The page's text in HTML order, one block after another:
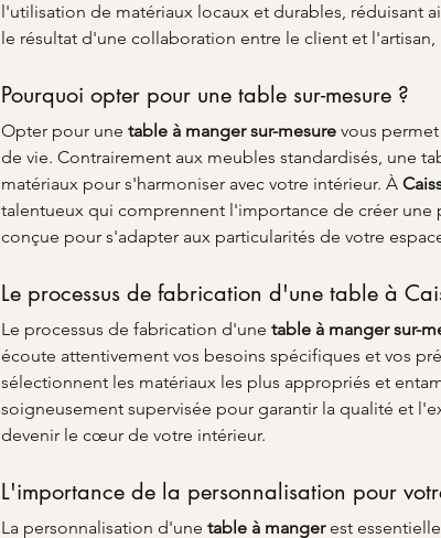
l'utilisation de matériaux locaux et durables, réduisant
le résultat d'une collaboration entre le client et
Pourquoi opter pour une table sur-mesure ?
Opter pour une table à manger sur-mesure vous
de vie. Contrairement aux meubles standardisés, une
matériaux pour s'harmoniser avec votre intérieur. À
talentueux qui comprennent l'importance de créer
conçue pour s'adapter aux particularités de votre
Le processus de fabrication d'une table à
Le processus de fabrication d'une table à manger sur-
écoute attentivement vos besoins spécifiques et vos
sélectionnent les matériaux les plus appropriés et
soigneusement supervisée pour garantir la qualité et
devenir le cœur de votre intérieur.
L'importance de la personnalisation pour
La personnalisation d'une table à manger est